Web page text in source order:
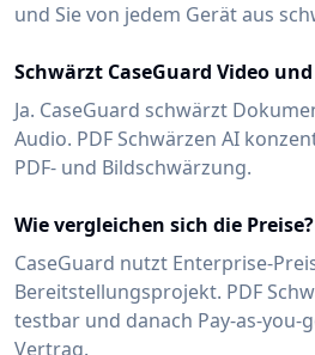
und Sie von jedem Gerät aus
Schwärzt CaseGuard Video
Ja. CaseGuard schwärzt
Audio. PDF Schwärzen AI
PDF- und Bildschwärzung.
Wie vergleichen sich die Preise?
CaseGuard nutzt Enterprise-
Bereitstellungsprojekt. PDF
testbar und danach Pay-as-you-
Vertrag.